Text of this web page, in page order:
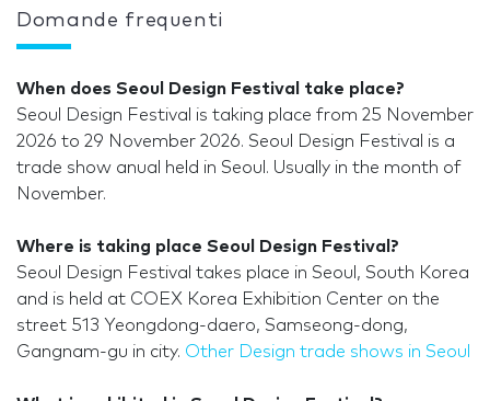
Domande frequenti
When does Seoul Design Festival take place?
Seoul Design Festival is taking place from 25 November
2026 to 29 November 2026. Seoul Design Festival is a
trade show anual held in Seoul. Usually in the month of
November.
Where is taking place Seoul Design Festival?
Seoul Design Festival takes place in Seoul, South Korea
and is held at COEX Korea Exhibition Center on the
street 513 Yeongdong-daero, Samseong-dong,
Gangnam-gu in city. Other Design trade shows in Seoul